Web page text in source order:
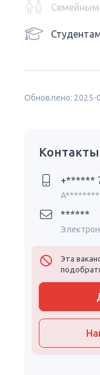
Обновлено: 2025-
+******
******
Эта